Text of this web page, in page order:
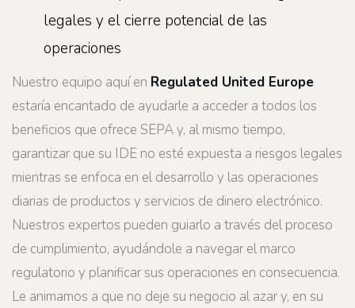
legales y el cierre potencial de las
operaciones
Nuestro equipo aquí en Regulated United Europe
estaría encantado de ayudarle a acceder a todos los
beneficios que ofrece SEPA y, al mismo tiempo,
garantizar que su IDE no esté expuesta a riesgos legales
mientras se enfoca en el desarrollo y las operaciones
diarias de productos y servicios de dinero electrónico.
Nuestros expertos pueden guiarlo a través del proceso
de cumplimiento, ayudándole a navegar el marco
regulatorio y planificar sus operaciones en consecuencia.
Le animamos a que no deje su negocio al azar y, en su